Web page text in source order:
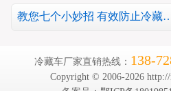
教您七个小妙招 有效防止冷藏
冷藏车厂家直销热线： 138-
Copyright © 2006-2026